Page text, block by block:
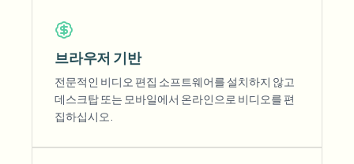
브라우저 기반
전문적인 비디오 편집 소프트웨어를 설치하지 않고
데스크탑 또는 모바일에서 온라인으로 비디오를 편
집하십시오.